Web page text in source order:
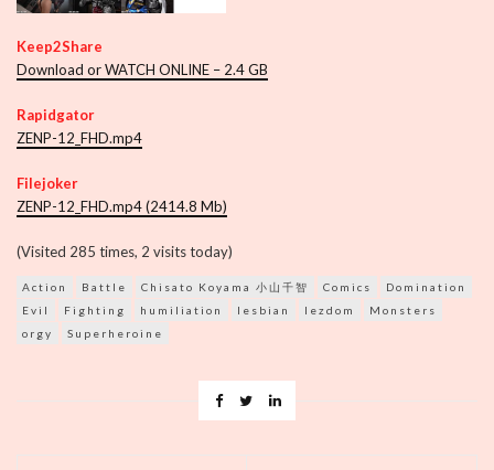
Keep2Share
Download or WATCH ONLINE – 2.4 GB
Rapidgator
ZENP-12_FHD.mp4
Filejoker
ZENP-12_FHD.mp4 (2414.8 Mb)
(Visited 285 times, 2 visits today)
Action Battle Chisato Koyama 小山千智 Comics
Domination
Evil
Fighting humiliation lesbian lezdom
Monsters
orgy
Superheroine